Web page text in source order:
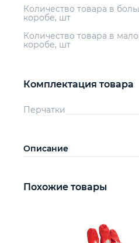
Количество товара в
коробе, шт
Количество товара в
коробе, шт
Комплектация товара
Перчатки
Описание
Похожие товары